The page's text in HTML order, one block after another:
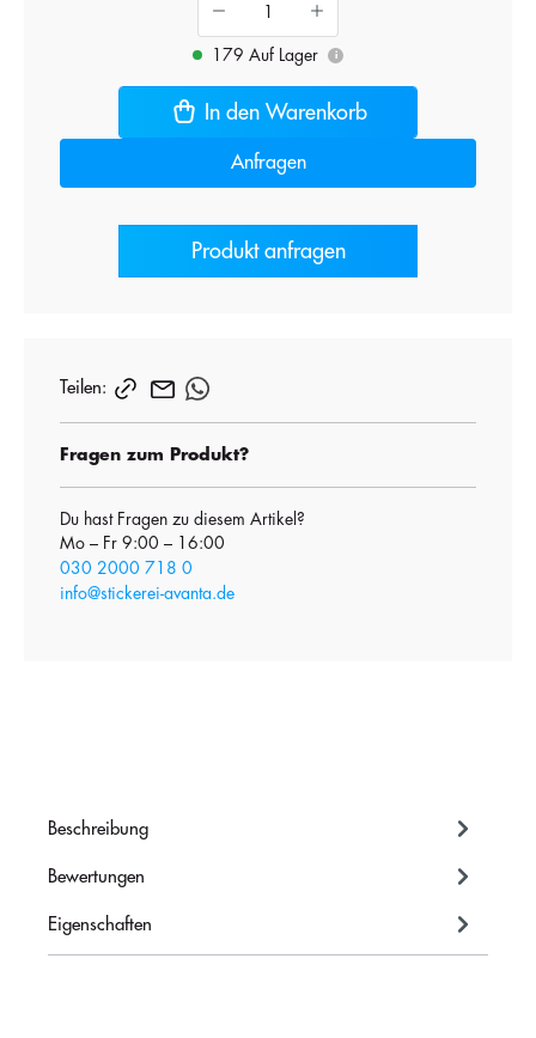
179 Auf Lager i
In den Warenkorb
Anfragen
Produkt anfragen
Teilen:
Fragen zum Produkt?
Du hast Fragen zu diesem Artikel?
Mo – Fr 9:00 – 16:00
030 2000 718 0
info@stickerei-avanta.de
Beschreibung
Bewertungen
Eigenschaften